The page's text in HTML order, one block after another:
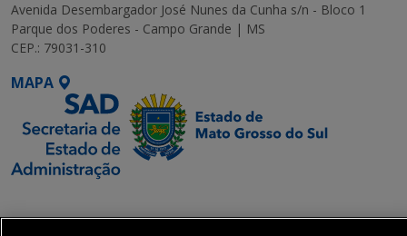
Avenida Desembargador José Nunes da Cunha s/n - Bloco 1
Parque dos Poderes - Campo Grande | MS
CEP.: 79031-310
MAPA
Executiva de